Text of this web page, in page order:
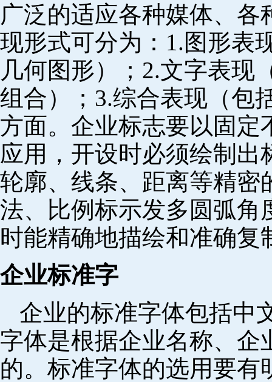
广泛的适应各种媒体、
现形式可分为：1.图形表
几何图形）；2.文字表现
组合）；3.综合表现（包
方面。企业标志要以固定
应用，开设时必须绘制
轮廓、线条、距离等精密
法、比例标示发多圆弧角
时能精确地描绘和准确复
企业标准字
企业的标准字体包括中
字体是根据企业名称、企
的。标准字体的选用要